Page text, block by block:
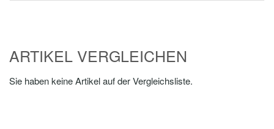
ARTIKEL VERGLEICHEN
Sie haben keine Artikel auf der Vergleichsliste.